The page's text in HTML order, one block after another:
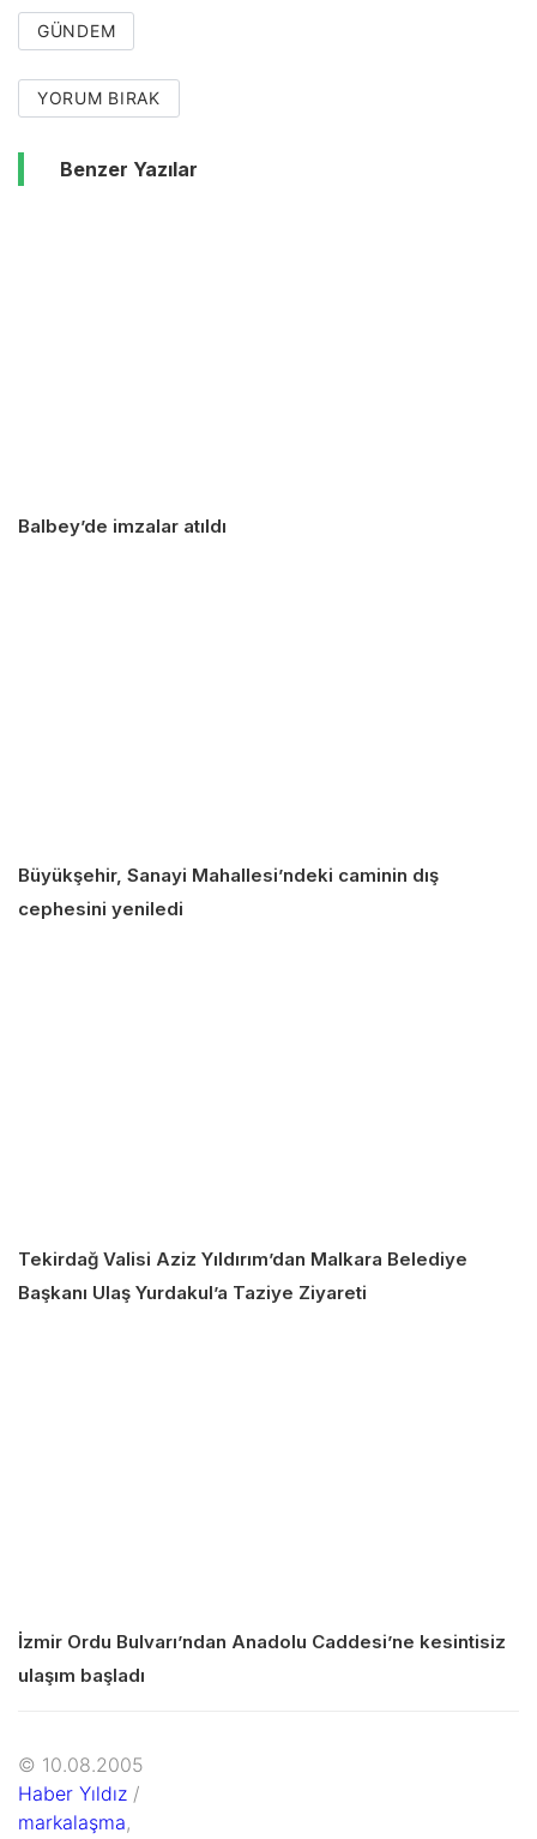
GÜNDEM
YORUM BIRAK
Benzer Yazılar
Balbey’de imzalar atıldı
Büyükşehir, Sanayi Mahallesi’ndeki caminin dış
cephesini yeniledi
Tekirdağ Valisi Aziz Yıldırım’dan Malkara Belediye
Başkanı Ulaş Yurdakul’a Taziye Ziyareti
İzmir Ordu Bulvarı’ndan Anadolu Caddesi’ne kesintisiz
ulaşım başladı
© 10.08.2005
Haber Yıldız /
markalaşma,